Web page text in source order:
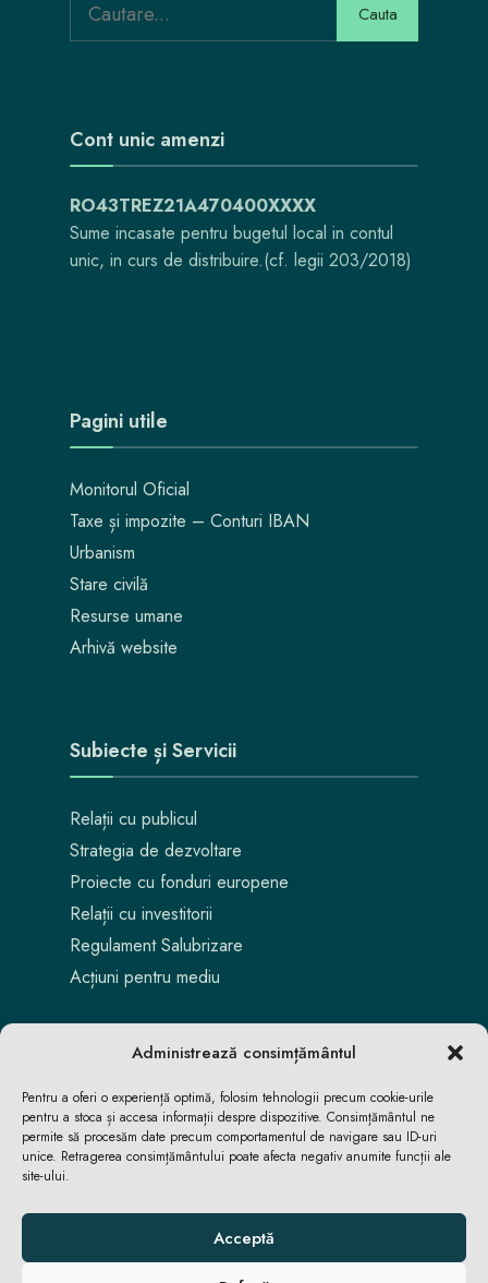
Administrează consimțământul
Pentru a oferi o experiență optimă, folosim tehnologii precum cookie-urile
pentru a stoca și accesa informații despre dispozitive. Consimțământul ne
permite să procesăm date precum comportamentul de navigare sau ID-uri
unice. Retragerea consimțământului poate afecta negativ anumite funcții ale
site-ului.
Acceptă
Cauta
Cont unic amenzi
RO43TREZ21A470400XXXX
Sume incasate pentru bugetul local in contul
unic, in curs de distribuire.(cf. legii 203/2018)
Pagini utile
Monitorul Oficial
Taxe și impozite – Conturi IBAN
Urbanism
Stare civilă
Resurse umane
Arhivă website
Subiecte și Servicii
Relații cu publicul
Strategia de dezvoltare
Proiecte cu fonduri europene
Relații cu investitorii
Regulament Salubrizare
Acțiuni pentru mediu